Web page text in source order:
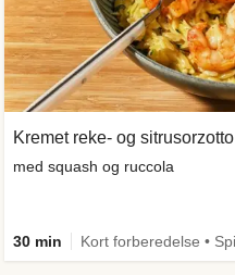
Kremet reke- og sitrusorzotto
med squash og ruccola
30 min